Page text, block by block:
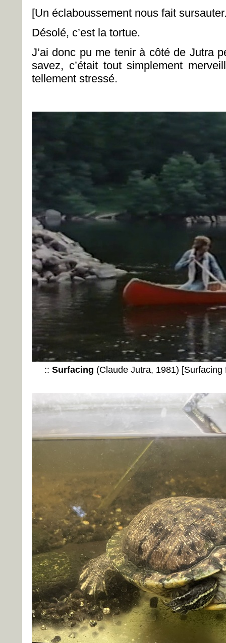
[Un éclaboussement nous fait
Désolé, c’est la tortue.
J’ai donc pu me tenir à côté de Jutra
savez, c’était tout simplement
tellement stressé.
:: Surfacing (Claude Jutra, 1981)